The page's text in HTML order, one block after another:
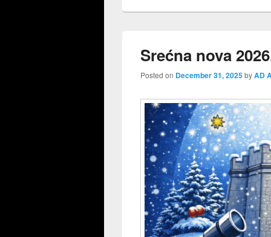
Srećna nova
Posted on December 31, 2025byAD